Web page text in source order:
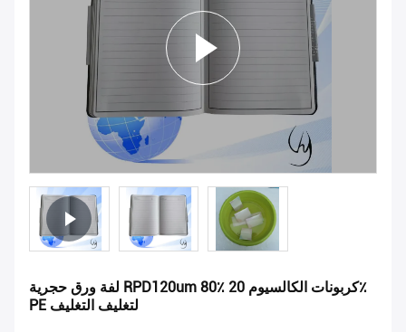
لفة ورق حجرية RPD120um 80٪ كربونات الكالسيوم 20٪
PE لتغليف التغليف